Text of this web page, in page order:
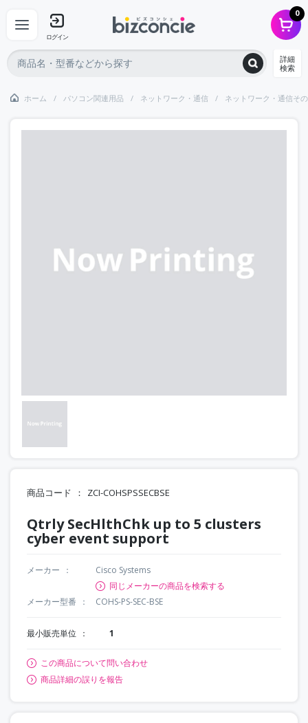
ログイン
0
詳細
検索
ホーム パソコン関連用品 ネットワーク・通信 ネットワーク・通信そ
商品コード ZCI-COHSPSSECBSE
Qtrly SecHlthChk up to 5 clusters
cyber event support
メーカー
Cisco Systems
同じメーカーの商品を検索する
メーカー型番
COHS-PS-SEC-BSE
最小販売単位 1
この商品について問い合わせ
商品詳細の誤りを報告